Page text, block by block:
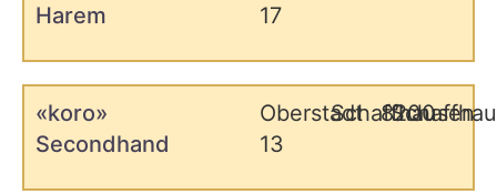
Harem
17
«koro»
Secondhand
Oberstadt
13
Schaffhausen
8200